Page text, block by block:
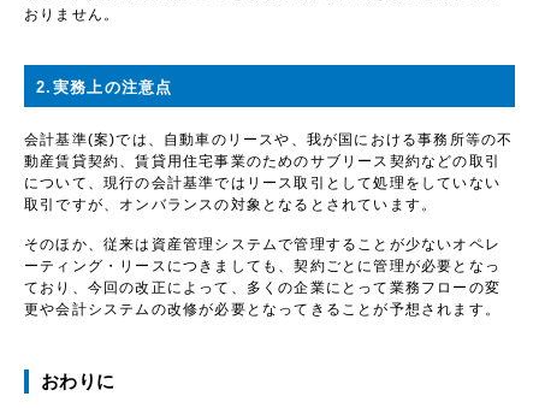
おりません。
2.実務上の注意点
会計基準(案)では、自動車のリースや、我が国における事務所等の不
動産賃貸契約、賃貸用住宅事業のためのサブリース契約などの取引
について、現行の会計基準ではリース取引として処理をしていない
取引ですが、オンバランスの対象となるとされています。
そのほか、従来は資産管理システムで管理することが少ないオペレ
ーティング・リースにつきましても、契約ごとに管理が必要となっ
ており、今回の改正によって、多くの企業にとって業務フローの変
更や会計システムの改修が必要となってきることが予想されます。
おわりに